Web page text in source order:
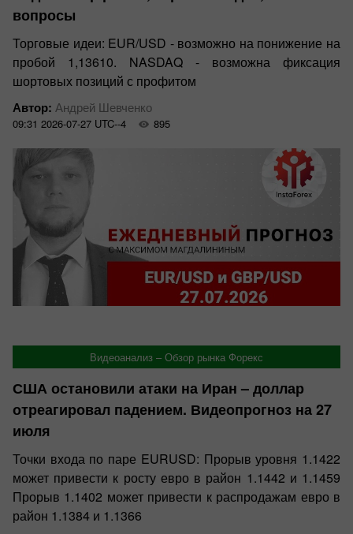
вопросы
Торговые идеи: EUR/USD - возможно на понижение на
пробой 1,13610. NASDAQ - возможна фиксация
шортовых позиций с профитом
Автор: Андрей Шевченко
09:31 2026-07-27 UTC--4 895
Видеоанализ – Обзор рынка Форекс
США остановили атаки на Иран – доллар
отреагировал падением. Видеопрогноз на 27
июля
Точки входа по паре EURUSD: Прорыв уровня 1.1422
может привести к росту евро в район 1.1442 и 1.1459
Прорыв 1.1402 может привести к распродажам евро в
район 1.1384 и 1.1366